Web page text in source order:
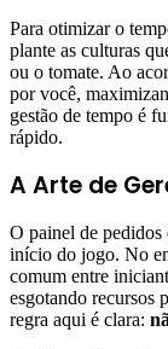
Para otimizar o
plante as culturas
ou o tomate. Ao
por você,
gestão de tempo é
rápido.
A Arte de
O painel de
início do jogo. No
comum entre
esgotando recursos
regra aqui é clara: